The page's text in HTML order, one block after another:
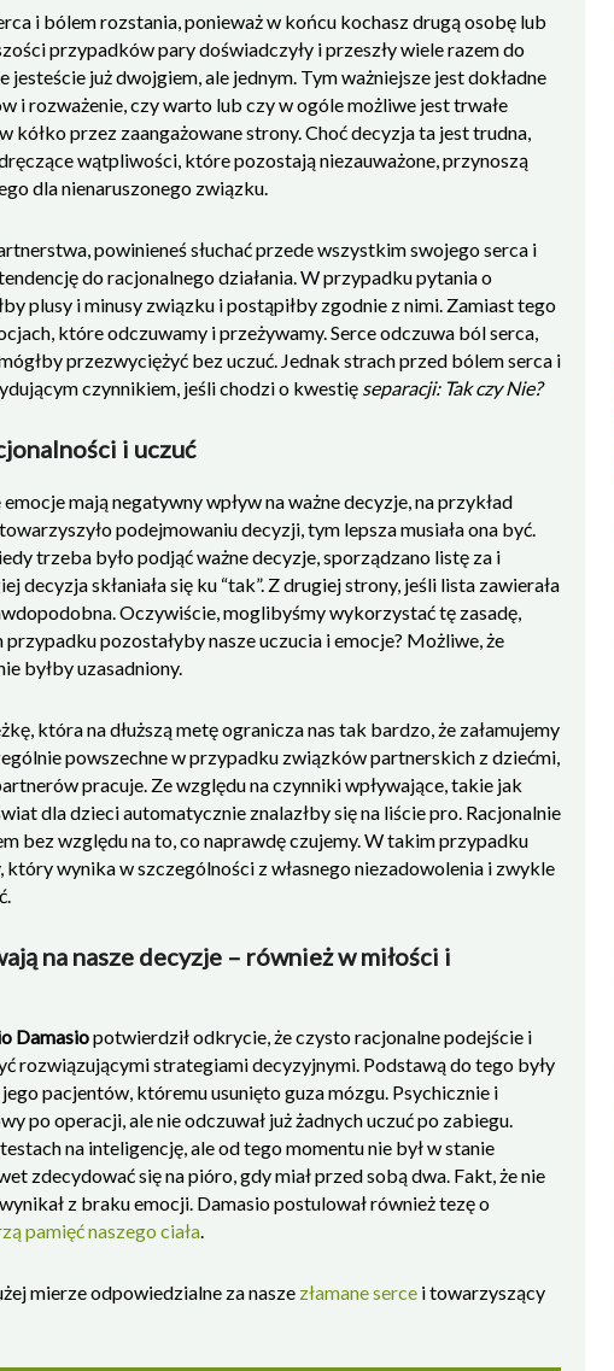
i bólem rozstania, ponieważ w końcu kochasz drugą osobę lub
przypadków pary doświadczyły i przeszły wiele razem do
jesteście już dwojgiem, ale jednym. Tym ważniejsze jest dokładne
i rozważenie, czy warto lub czy w ogóle możliwe jest trwałe
kółko przez zaangażowane strony. Choć decyzja ta jest trudna,
wątpliwości, które pozostają niezauważone, przynoszą
dla nienaruszonego związku.
powinieneś słuchać przede wszystkim swojego serca i
do racjonalnego działania. W przypadku pytania o
plusy i minusy związku i postąpiłby zgodnie z nimi. Zamiast tego
które odczuwamy i przeżywamy. Serce odczuwa ból serca,
przezwyciężyć bez uczuć. Jednak strach przed bólem serca i
czynnikiem, jeśli chodzi o kwestię separacji: Tak czy Nie?
i uczuć
mają negatywny wpływ na ważne decyzje, na przykład
podejmowaniu decyzji, tym lepsza musiała ona być.
trzeba było podjąć ważne decyzje, sporządzano listę za i
decyzja skłaniała się ku “tak”. Z drugiej strony, jeśli lista zawierała
Oczywiście, moglibyśmy wykorzystać tę zasadę,
pozostałyby nasze uczucia i emocje? Możliwe, że
byłby uzasadniony.
która na dłuższą metę ogranicza nas tak bardzo, że załamujemy
powszechne w przypadku związków partnerskich z dziećmi,
pracuje. Ze względu na czynniki wpływające, takie jak
dla dzieci automatycznie znalazłby się na liście pro. Racjonalnie
bez względu na to, co naprawdę czujemy. W takim przypadku
który wynika w szczególności z własnego niezadowolenia i zwykle
na nasze decyzje – również w miłości i
Damasiopotwierdził odkrycie, że czysto racjonalne podejście i
rozwiązującymi strategiami decyzyjnymi. Podstawą do tego były
pacjentów, któremu usunięto guza mózgu. Psychicznie i
po operacji, ale nie odczuwał już żadnych uczuć po zabiegu.
na inteligencję, ale od tego momentu nie był w stanie
zdecydować się na pióro, gdy miał przed sobą dwa. Fakt, że nie
z braku emocji. Damasio postulował również tezę o
pamięć naszego ciała
mierze odpowiedzialne za nasze złamane serce i towarzyszący